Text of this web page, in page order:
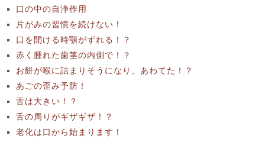
口の中の自浄作用
片がみの習慣を続けない！
口を開ける時顎がずれる！？
赤く腫れた歯茎の内側で！？
お餅が喉に詰まりそうになり、あわてた！？
あごの歪み予防！
舌は大きい！？
舌の周りがギザギザ！？
老化は口から始まります！